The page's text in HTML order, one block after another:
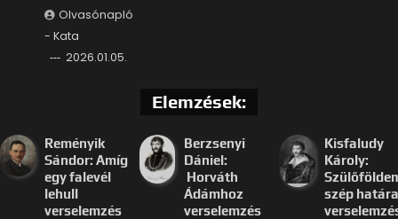
Olvasónapló
- Kata
2026.01.05.
Elemzések:
Reményik
Sándor: Amíg
egy falevél
lehull
verselemzés
Berzsenyi
Dániel:
Horváth
Ádámhoz
verselemzés
Kisfaludy
Károly:
szép